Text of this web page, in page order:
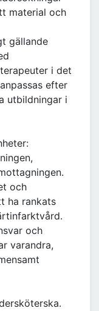
material och
gällande
i det
efter
utbildningar i
och
ha rankats
och
varandra,